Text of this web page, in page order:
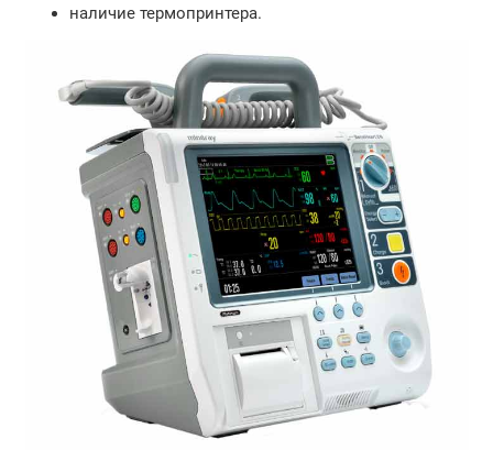
наличие термопринтера.